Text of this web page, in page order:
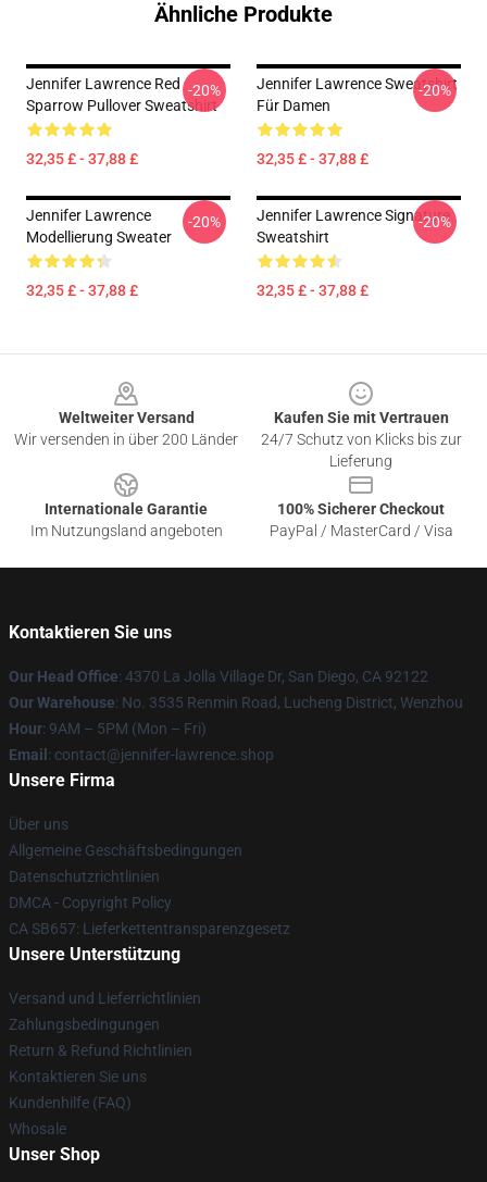
Ähnliche Produkte
Jennifer Lawrence Red
Sparrow Pullover Sweatshirt
32,35 £ - 37,88 £
-20%
Jennifer Lawrence Sweatshirt
Für Damen
32,35 £ - 37,88 £
-20%
Jennifer Lawrence
Modellierung Sweater
32,35 £ - 37,88 £
-20%
Jennifer Lawrence Signature
Sweatshirt
32,35 £ - 37,88 £
-20%
Weltweiter Versand
Wir versenden in über 200 Länder
Kaufen Sie mit Vertrauen
24/7 Schutz von Klicks bis zur
Lieferung
Internationale Garantie
Im Nutzungsland angeboten
100% Sicherer Checkout
PayPal / MasterCard / Visa
Kontaktieren Sie uns
Our Head Office: 4370 La Jolla Village Dr, San Diego, CA 92122
Our Warehouse: No. 3535 Renmin Road, Lucheng District, Wenzhou
Hour: 9AM – 5PM (Mon – Fri)
Email : contact@jennifer-lawrence.shop
Unsere Firma
Über uns
Allgemeine Geschäftsbedingungen
Datenschutzrichtlinien
DMCA - Copyright Policy
CA SB657: Lieferkettentransparenzgesetz
Unsere Unterstützung
Versand und Lieferrichtlinien
Zahlungsbedingungen
Return & Refund Richtlinien
Kontaktieren Sie uns
Kundenhilfe (FAQ)
Whosale
Unser Shop